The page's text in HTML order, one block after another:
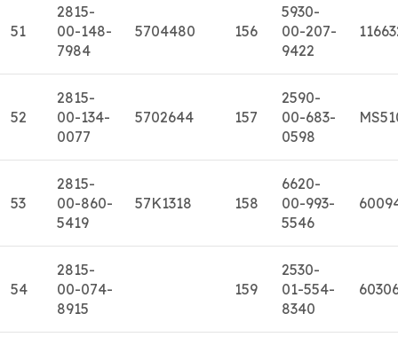
51
2815-
00-148-
7984
5704480 156
5930-
00-207-
9422
52
2815-
00-134-
0077
5702644 157
2590-
00-683-
0598
53
2815-
00-860-
5419
57K1318 158
6620-
00-993-
5546
54
2815-
00-074-
8915
159
2530-
01-554-
8340